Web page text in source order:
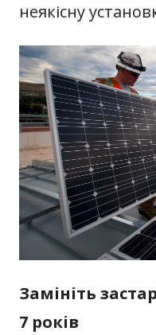
неякісну
Замініть
7 років